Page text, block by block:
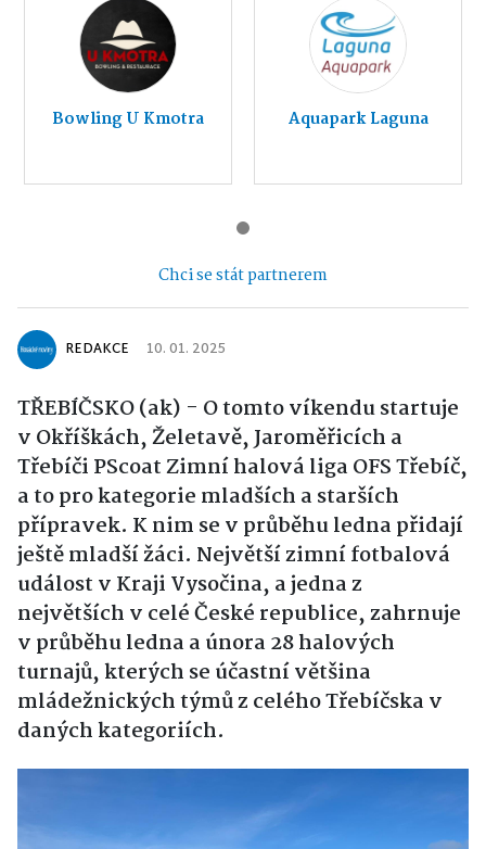
Bowling U Kmotra Aquapark Laguna
Chci se stát partnerem
REDAKCE 10. 01. 2025
TŘEBÍČSKO (ak) - O tomto víkendu startuje
v Okříškách, Želetavě, Jaroměřicích a
Třebíči PScoat Zimní halová liga OFS Třebíč,
a to pro kategorie mladších a starších
přípravek. K nim se v průběhu ledna přidají
ještě mladší žáci. Největší zimní fotbalová
událost v Kraji Vysočina, a jedna z
největších v celé České republice, zahrnuje
v průběhu ledna a února 28 halových
turnajů, kterých se účastní většina
mládežnických týmů z celého Třebíčska v
daných kategoriích.